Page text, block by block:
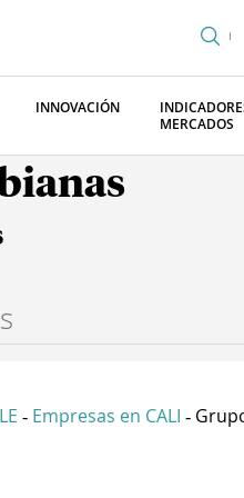
INNOVACIÓN
MERCADOS
- Empresas en CALI -